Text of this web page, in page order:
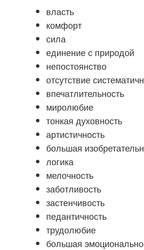
власть
комфорт
сила
единение с природой
непостоянство
отсутствие
впечатлительность
миролюбие
тонкая духовность
артистичность
большая
логика
мелочность
заботливость
застенчивость
педантичность
трудолюбие
большая